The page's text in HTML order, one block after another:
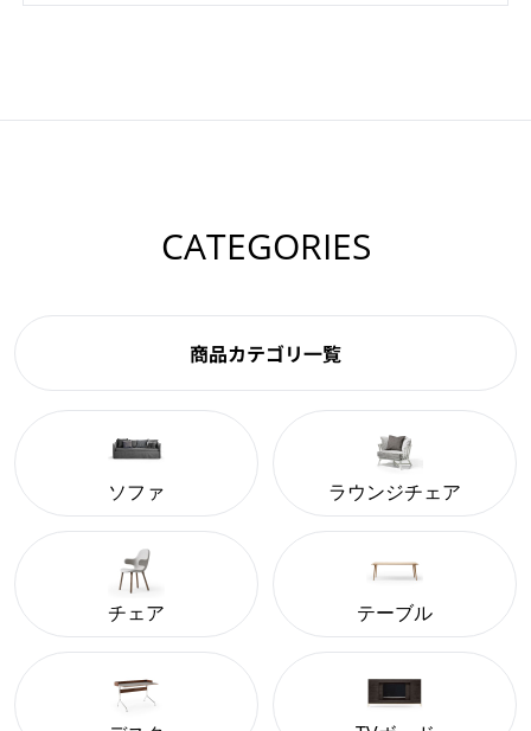
CATEGORIES
商品カテゴリ一覧
ソファ ラウンジチェア
チェア テーブル